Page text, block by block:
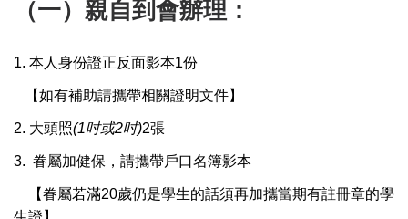
（一）親自到會辦理：
1. 本人身份證正反面影本1份
【如有補助請攜帶相關證明文件】
2. 大頭照(1吋或2吋)2張
3. 眷屬加健保，請攜帶戶口名簿影本
【眷屬若滿20歲仍是學生的話須再加攜當期有註冊章的學